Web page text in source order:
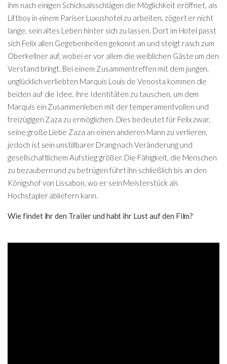
ihm nach einigen Schicksalsschlägen die Möglichkeit eröffnet, als
Liftboy in einem Pariser Luxushotel zu arbeiten, zögert er nicht
lange, sein altes Leben hinter sich zu lassen. Dort im Hotel passt
sich Felix allen Gegebenheiten gekonnt an und steigt rasch zum
Oberkellner auf, wobei er vor allem die weiblichen Gäste um den
Verstand bringt. Bei einem Zusammentreffen mit dem jungen,
unglücklich verliebten Marquis Louis de Venosta kommen die
beiden auf die Idee, ihre Identitäten zu tauschen, um dem
Marquis ein Zusammenleben mit der temperamentvollen und
freizügigen Zaza zu ermöglichen. Dies bedeutet für Felix zwar,
seine große Liebe Zaza an einen anderen Mann zu verlieren,
jedoch ist sein unstillbarer Drang nach Veränderung und
gesellschaftlichem Aufstieg größer. Die Fähigkeit, die Menschen
zu bezaubern und zu betrügen führt ihn schließlich bis an den
Königshof von Lissabon, wo er sein Meisterstück als
Hochstapler abliefern kann.
Wie findet ihr den Trailer und habt ihr Lust auf den Film?